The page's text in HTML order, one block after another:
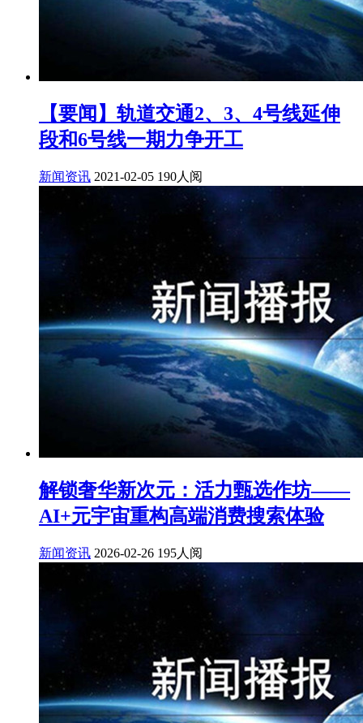
【要闻】轨道交通2、3、4号线延伸
段和6号线一期力争开工
新闻资讯 2021-02-05 190人阅
解锁奢华新次元：活力甄选作坊——
AI+元宇宙重构高端消费搜索体验
新闻资讯 2026-02-26 195人阅